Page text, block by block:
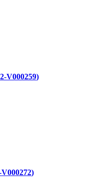
V000259
V000272